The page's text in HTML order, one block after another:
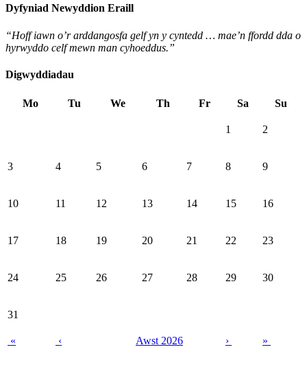
Dyfyniad Newyddion Eraill
“Hoff iawn o’r arddangosfa gelf yn y cyntedd … mae’n ffordd dda o
hyrwyddo celf mewn man cyhoeddus.”
Digwyddiadau
Mo Tu We Th Fr Sa Su
1 2
3 4 5 6 7 8 9
10 11 12 13 14 15 16
17 18 19 20 21 22 23
24 25 26 27 28 29 30
31
« ‹ Awst 2026 › »